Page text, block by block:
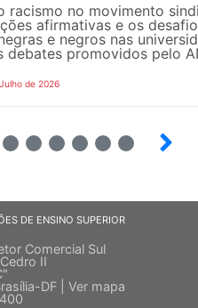
racismo no movimento
afirmativas e os
e negros nas
debates promovidos pelo
de 2026
DE ENSINO SUPERIOR
Comercial Sul
II
DF | Ver mapa